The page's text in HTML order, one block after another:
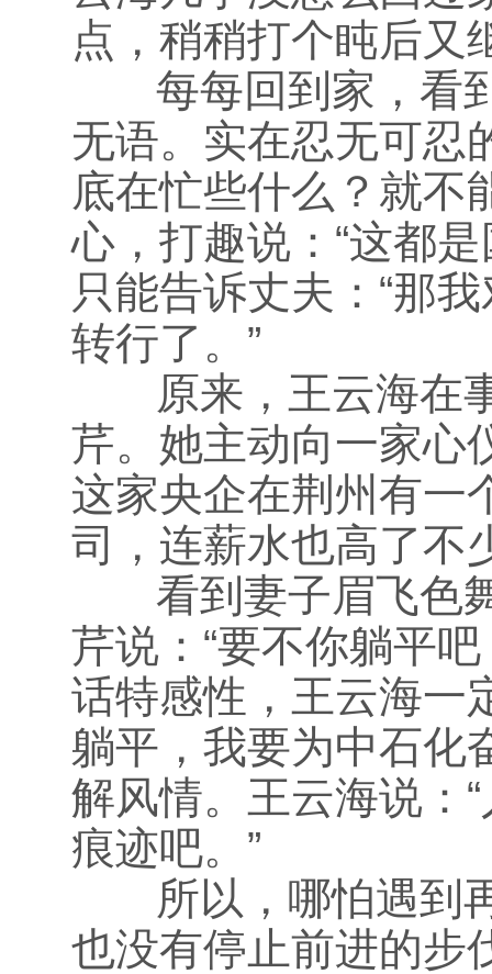
点，稍稍打个盹后又
每每回到家，看到
无语。实在忍无可忍
底在忙些什么？就不
心，打趣说：“这都
只能告诉丈夫：“那
转行了。”
原来，王云海在事
芹。她主动向一家心
这家央企在荆州有一
司，连薪水也高了不
看到妻子眉飞色舞
芹说：“要不你躺平
话特感性，王云海一
躺平，我要为中石化
解风情。王云海说：
痕迹吧。”
所以，哪怕遇到再
也没有停止前进的步